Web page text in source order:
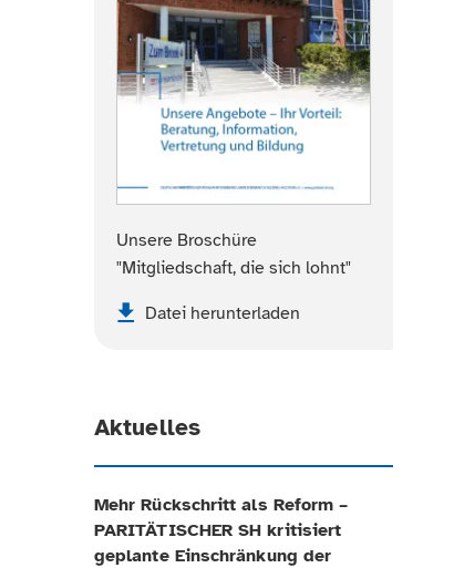
Unsere Broschüre
"Mitgliedschaft, die sich lohnt"
Datei herunterladen
Aktuelles
Mehr Rückschritt als Reform –
PARITÄTISCHER SH kritisiert
geplante Einschränkung der